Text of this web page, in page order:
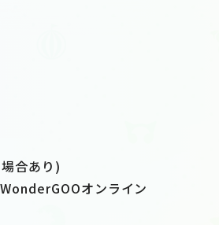
合あり)
オンライン